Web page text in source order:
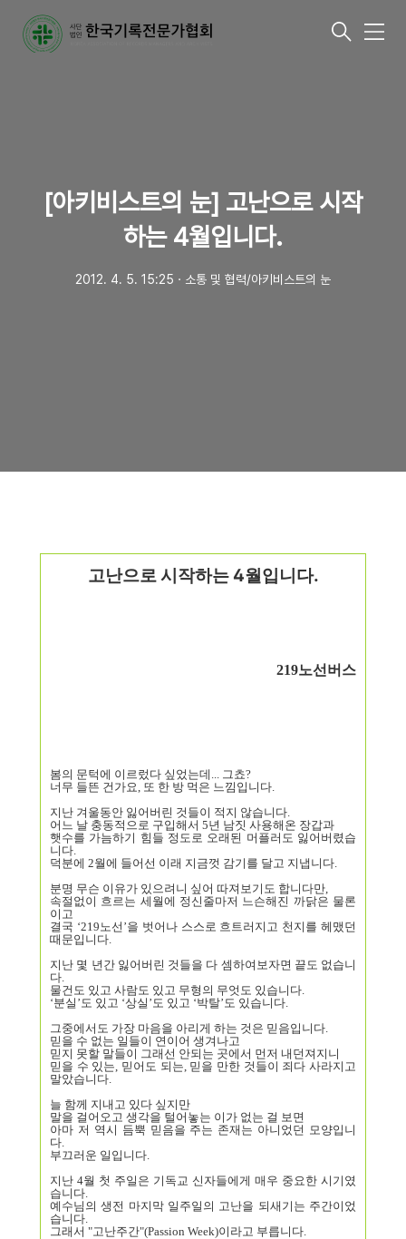
메
[아키비스트의 눈] 고난으로 시작
하는 4월입니다.
2012. 4. 5. 15:25 ㆍ 소통 및 협력/아키비스트의 눈
고난으로 시작하는 4월입니다.
219노선버스
봄의 문턱에 이르렀다 싶었는데... 그쵸?
너무 들뜬 건가요, 또 한 방 먹은 느낌입니다.
지난 겨울동안 잃어버린 것들이 적지 않습니다.
어느 날 충동적으로 구입해서 5년 남짓 사용해온 장갑과
햇수를 가늠하기 힘들 정도로 오래된 머플러도 잃어버렸습
니다.
덕분에 2월에 들어선 이래 지금껏 감기를 달고 지냅니다.
분명 무슨 이유가 있으려니 싶어 따져보기도 합니다만,
속절없이 흐르는 세월에 정신줄마저 느슨해진 까닭은 물론
이고
결국 ‘219노선’을 벗어나 스스로 흐트러지고 천지를 헤맸던
때문입니다.
지난 몇 년간 잃어버린 것들을 다 셈하여보자면 끝도 없습니
다.
물건도 있고 사람도 있고 무형의 무엇도 있습니다.
‘분실’도 있고 ‘상실’도 있고 ‘박탈’도 있습니다.
그중에서도 가장 마음을 아리게 하는 것은 믿음입니다.
믿을 수 없는 일들이 연이어 생겨나고
믿지 못할 말들이 그래선 안되는 곳에서 먼저 내던져지니
믿을 수 있는, 믿어도 되는, 믿을 만한 것들이 죄다 사라지고
말았습니다.
늘 함께 지내고 있다 싶지만
말을 걸어오고 생각을 털어놓는 이가 없는 걸 보면
아마 저 역시 듬뿍 믿음을 주는 존재는 아니었던 모양입니
다.
부끄러운 일입니다.
지난 4월 첫 주일은 기독교 신자들에게 매우 중요한 시기였
습니다.
예수님의 생전 마지막 일주일의 고난을 되새기는 주간이었
습니다.
그래서 "고난주간"(Passion Week)이라고 부릅니다.